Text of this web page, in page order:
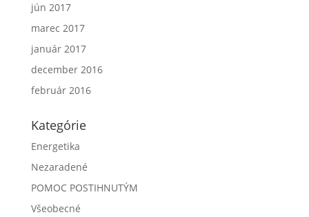
jún 2017
marec 2017
január 2017
december 2016
február 2016
Kategórie
Energetika
Nezaradené
POMOC POSTIHNUTÝM
Všeobecné